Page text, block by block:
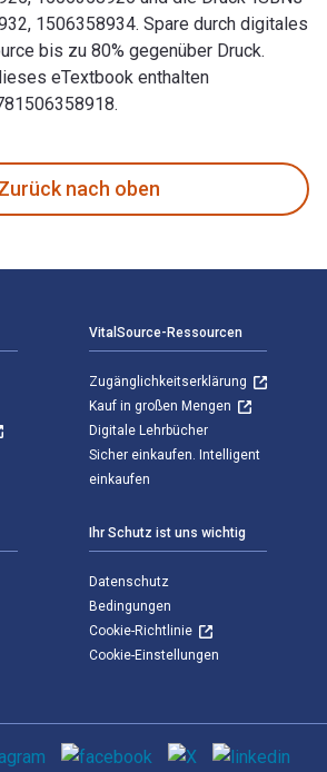
1506358934. Spare durch digitales
bis zu 80% gegenüber Druck.
eTextbook enthalten
nach oben
VitalSource-Ressourcen
Zugänglichkeitserklärung
Kauf in großen Mengen
Digitale Lehrbücher
Sicher einkaufen. Intelligent
einkaufen
Ihr Schutz ist uns wichtig
Datenschutz
Bedingungen
Cookie-Richtlinie
Cookie-Einstellungen